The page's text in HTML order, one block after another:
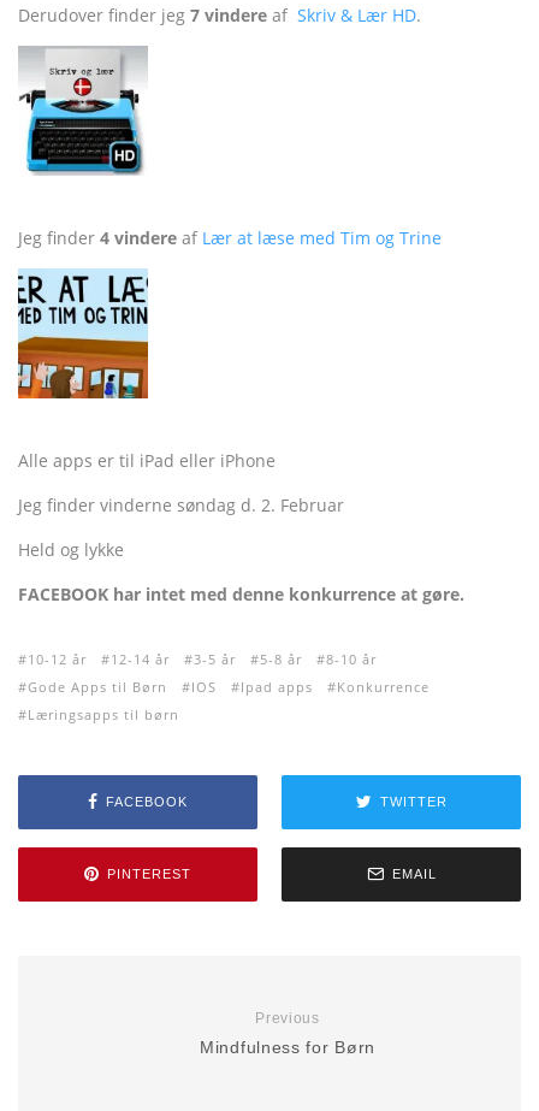
Derudover finder jeg 7 vindere af Skriv & Lær HD.
Jeg finder 4 vindere af Lær at læse med Tim og Trine
Alle apps er til iPad eller iPhone
Jeg finder vinderne søndag d. 2. Februar
Held og lykke
FACEBOOK har intet med denne konkurrence at gøre.
10-12 år 12-14 år 3-5 år 5-8 år
8-10 år
Gode Apps til Børn
IOS Ipad apps
Konkurrence
Læringsapps til børn
FACEBOOK TWITTER
PINTEREST EMAIL
Previous
Mindfulness for Børn